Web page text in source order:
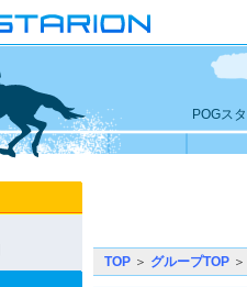
POGス
TOP ＞ グループTOP